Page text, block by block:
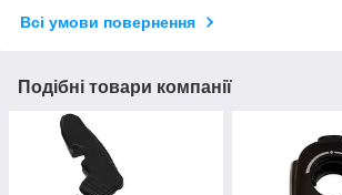
Всі умови повернення
Подібні товари компанії